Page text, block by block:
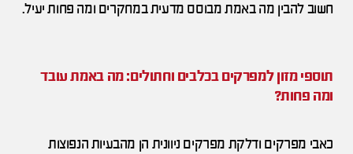
חשוב להבין מה באמת מבוסס מדעית במחקרים ומה פחות יעיל.
תוספי מזון למפרקים בכלבים וחתולים: מה באמת עובד
ומה פחות?
כאבי מפרקים ודלקת מפרקים ניוונית הן מהבעיות הנפוצות